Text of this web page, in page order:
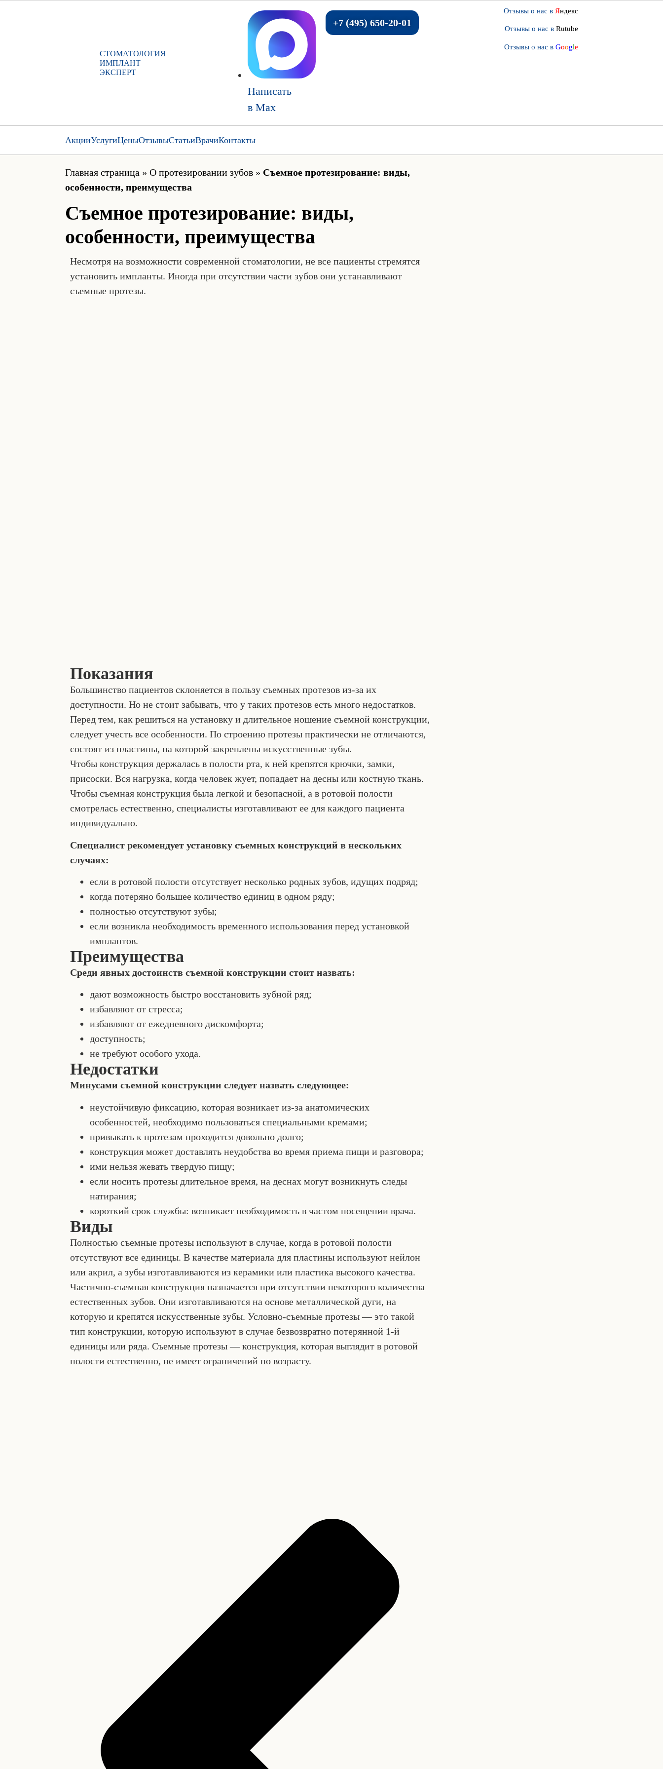
СТОМАТОЛОГИЯ
ИМПЛАНТ
ЭКСПЕРТ
Написать
в Max
+7 (495) 650-20-01
Отзывы о нас в Яндекс
Отзывы о нас вRutube
Отзывы о нас вGoogle
АкцииУслугиЦеныОтзывыСтатьиВрачиКонтакты
Главная страница » О протезировании зубов » Съемное протезирование: виды,
особенности, преимущества
Съемное протезирование: виды,
особенности, преимущества
Несмотря на возможности современной стоматологии, не все пациенты стремятся
установить импланты. Иногда при отсутствии части зубов они устанавливают
съемные протезы.
Показания
Большинство пациентов склоняется в пользу съемных протезов из-за их
доступности. Но не стоит забывать, что у таких протезов есть много недостатков.
Перед тем, как решиться на установку и длительное ношение съемной конструкции,
следует учесть все особенности. По строению протезы практически не отличаются,
состоят из пластины, на которой закреплены искусственные зубы.
Чтобы конструкция держалась в полости рта, к ней крепятся крючки, замки,
присоски. Вся нагрузка, когда человек жует, попадает на десны или костную ткань.
Чтобы съемная конструкция была легкой и безопасной, а в ротовой полости
смотрелась естественно, специалисты изготавливают ее для каждого пациента
индивидуально.
Специалист рекомендует установку съемных конструкций в нескольких
случаях:
если в ротовой полости отсутствует несколько родных зубов, идущих подряд;
когда потеряно большее количество единиц в одном ряду;
полностью отсутствуют зубы;
если возникла необходимость временного использования перед установкой
имплантов.
Преимущества
Среди явных достоинств съемной конструкции стоит назвать:
дают возможность быстро восстановить зубной ряд;
избавляют от стресса;
избавляют от ежедневного дискомфорта;
доступность;
не требуют особого ухода.
Недостатки
Минусами съемной конструкции следует назвать следующее:
неустойчивую фиксацию, которая возникает из-за анатомических
особенностей, необходимо пользоваться специальными кремами;
привыкать к протезам проходится довольно долго;
конструкция может доставлять неудобства во время приема пищи и разговора;
ими нельзя жевать твердую пищу;
если носить протезы длительное время, на деснах могут возникнуть следы
натирания;
короткий срок службы: возникает необходимость в частом посещении врача.
Виды
Полностью съемные протезы используют в случае, когда в ротовой полости
отсутствуют все единицы. В качестве материала для пластины используют нейлон
или акрил, а зубы изготавливаются из керамики или пластика высокого качества.
Частично-съемная конструкция назначается при отсутствии некоторого количества
естественных зубов. Они изготавливаются на основе металлической дуги, на
которую и крепятся искусственные зубы. Условно-съемные протезы — это такой
тип конструкции, которую используют в случае безвозвратно потерянной 1-й
единицы или ряда. Съемные протезы — конструкция, которая выглядит в ротовой
полости естественно, не имеет ограничений по возрасту.